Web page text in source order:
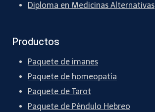
Diploma en Medicinas Alternativas
Productos
Paquete de imanes
Paquete de homeopatía
Paquete de Tarot
Paquete de Péndulo Hebreo